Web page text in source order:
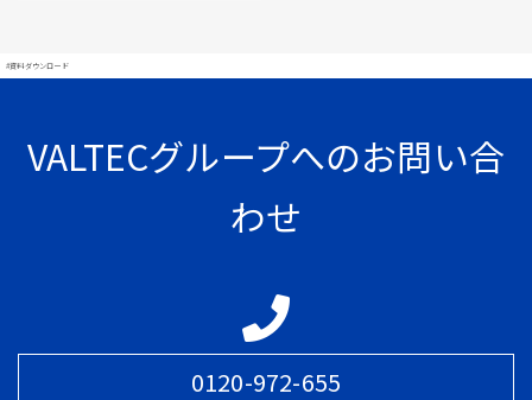
#資料ダウンロード
VALTECグループへのお問い合
わせ
0120-972-655